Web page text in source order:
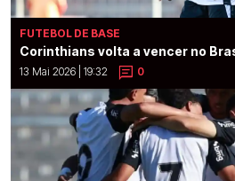
FUTEBOL DE BASE
Corinthians volta a vencer no
13 Mai 2026 | 19:32 0